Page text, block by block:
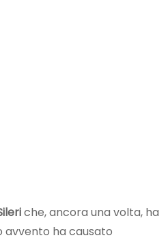
che, ancora una volta, ha
avvento ha causato